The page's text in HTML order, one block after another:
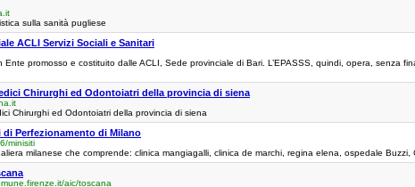
sulla sanità pugliese
ACLI Servizi Sociali e Sanitari
Ente promosso e costituito dalle ACLI, Sede provinciale di Bari. L’EPASSS, quindi, opera, senza
Chirurghi ed Odontoiatri della provincia di siena
Chirurghi ed Odontoiatri della provincia di siena
Perfezionamento di Milano
minisiti
milanese che comprende: clinica mangiagalli, clinica de marchi, regina elena, ospedale Buzzi,
aic/toscana